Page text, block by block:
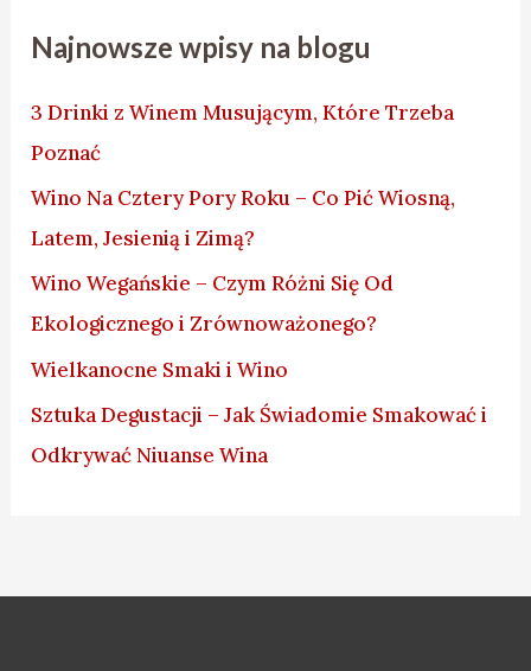
Najnowsze wpisy na blogu
3 Drinki z Winem Musującym, Które Trzeba
Poznać
Wino Na Cztery Pory Roku – Co Pić Wiosną,
Latem, Jesienią i Zimą?
Wino Wegańskie – Czym Różni Się Od
Ekologicznego i Zrównoważonego?
Wielkanocne Smaki i Wino
Sztuka Degustacji – Jak Świadomie Smakować i
Odkrywać Niuanse Wina